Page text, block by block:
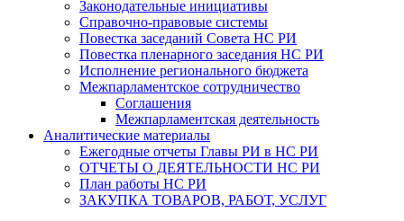
Законодательные инициативы
Справочно-правовые системы
Повестка заседаний Совета НС РИ
Повестка пленарного заседания НС РИ
Исполнение регионального бюджета
Межпарламентское сотрудничество
Соглашения
Межпарламентская деятельность
Аналитические материалы
Ежегодные отчеты Главы РИ в НС РИ
ОТЧЕТЫ О ДЕЯТЕЛЬНОСТИ НС РИ
План работы НС РИ
ЗАКУПКА ТОВАРОВ, РАБОТ, УСЛУГ